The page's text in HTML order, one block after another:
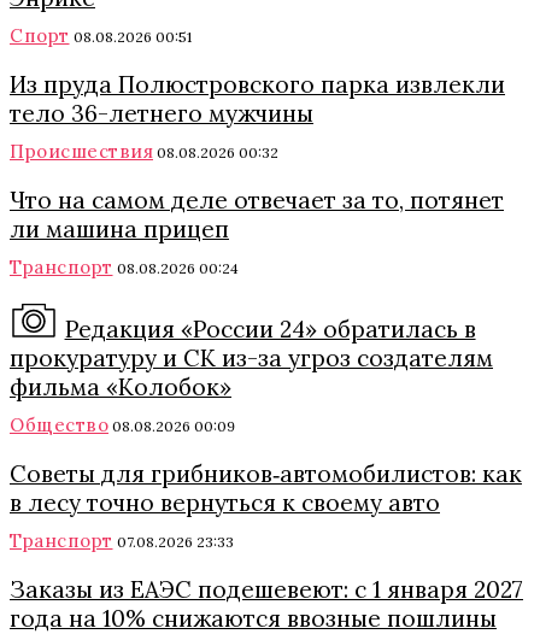
Спорт 08.08.2026 00:51
Из пруда Полюстровского парка извлекли
тело 36-летнего мужчины
Происшествия 08.08.2026 00:32
Что на самом деле отвечает за то, потянет
ли машина прицеп
Транспорт 08.08.2026 00:24
Редакция «России 24» обратилась в
прокуратуру и СК из-за угроз создателям
фильма «Колобок»
Общество 08.08.2026 00:09
Советы для грибников‑автомобилистов: как
в лесу точно вернуться к своему авто
Транспорт 07.08.2026 23:33
Заказы из ЕАЭС подешевеют: с 1 января 2027
года на 10% снижаются ввозные пошлины